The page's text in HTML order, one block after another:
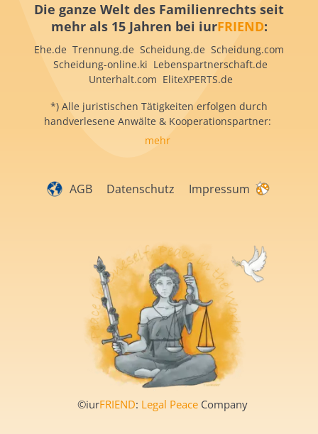
Die ganze Welt des Familienrechts seit
mehr als 15 Jahren bei iurFRIEND:
Ehe.de Trennung.de Scheidung.de Scheidung.com
Scheidung-online.ki Lebenspartnerschaft.de
Unterhalt.com EliteXPERTS.de
*) Alle juristischen Tätigkeiten erfolgen durch
handverlesene Anwälte & Kooperationspartner:
mehr
AGB Datenschutz Impressum
©iurFRIEND: Legal Peace Company